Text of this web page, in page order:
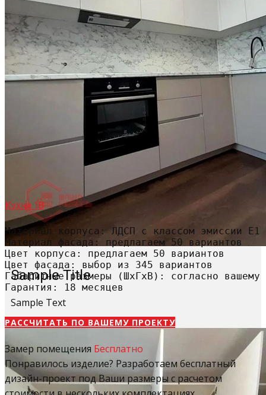
Sample Title
Sample Text
Кухня 18
Материал корпуса: ЛДСП с классом эмиссии Е1
Материал фасада: предлагаем 50 вариантов
Цвет корпуса: предлагаем 50 вариантов
Цвет фасада: выбор из 345 вариантов
Габаритные размеры (ШхГхВ): согласно вашему
Гарантия: 18 месяцев
РАССЧИТАТЬ​ ПО ВАШЕМУ ПРОЕКТУ
Замер помещения Бесплатно
Понравилось изделие? Разработаем бесплатный
дизайн-проект под Ваши размеры с расчетом